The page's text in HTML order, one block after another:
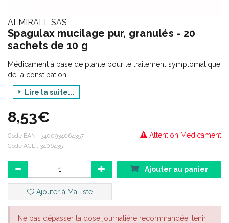
ALMIRALL SAS
Spagulax mucilage pur, granulés - 20
sachets de 10 g
Médicament à base de plante pour le traitement symptomatique
de la constipation.
Ce médicament est indiqué chez les adultes.
Lire la suite...
8,53€
Attention Médicament
Code EAN : 3400934064357
Code ACL : 3406435
Ajouter au panier
Ajouter à Ma liste
Ne pas dépasser la dose journalière recommandée, tenir